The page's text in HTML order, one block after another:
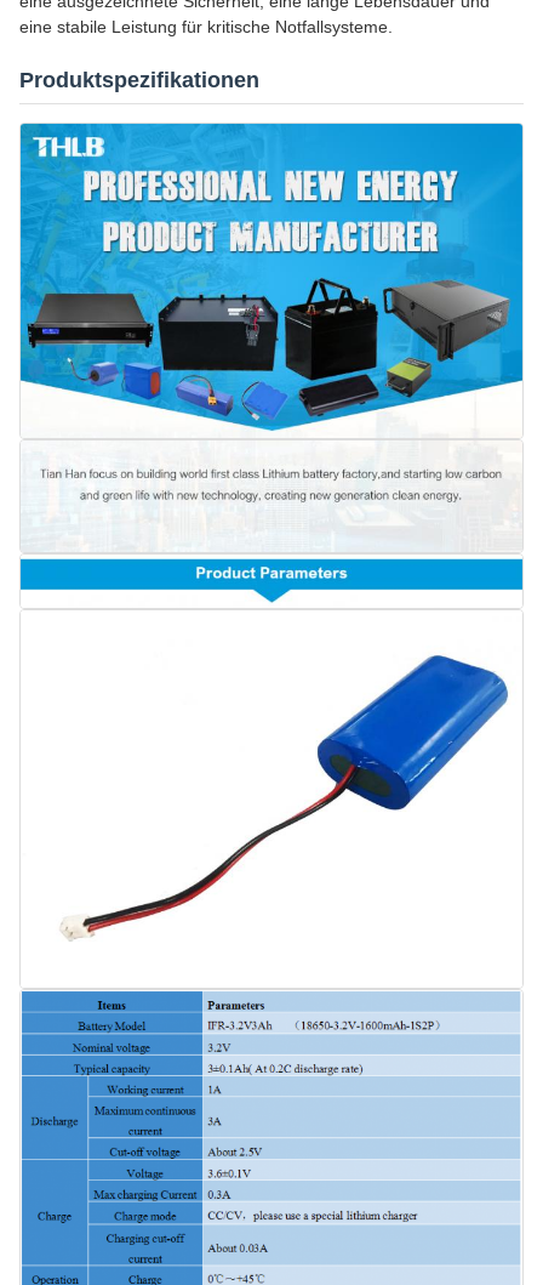
eine stabile Leistung für kritische Notfallsysteme.
Produktspezifikationen